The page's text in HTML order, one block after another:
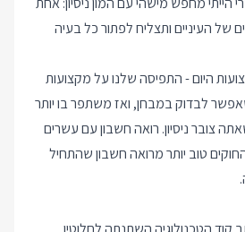
של העיניים ותצליח לפתור כל בעיה
היום - התפיסה שלנו על מקצועות
לבדוק במבחן, ואז משתפר בו יותר
צובר ניסיון. רואה חשבון עם עשרים
טוב יותר מרואה חשבון שהתחיל